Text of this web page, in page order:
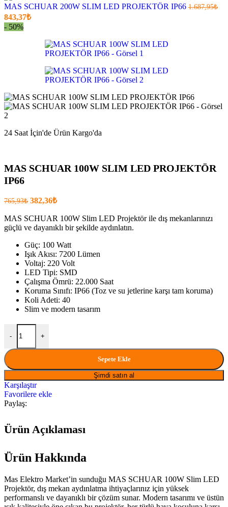
272,25₺
.
MAS SCHUAR 200W SLIM LED PROJEKTÖR IP66 1.687,95₺
Orijinal
fiyatı:
843,37₺Şu
843,37₺
- 50%
24 Saat İçin'de Ürün Kargo'da
MAS SCHUAR 100W SLIM LED PROJEKTÖR
IP66
765,93₺ Orijinal
765,93₺.
382,36₺Şu
fiyat:
382,36₺
MAS SCHUAR 100W Slim LED Projektör ile dış mekanlarınızı
güçlü ve dayanıklı bir şekilde aydınlatın.
Güç: 100 Watt
Işık Akısı: 7200 Lümen
Voltaj: 220 Volt
LED Tipi: SMD
Çalışma Ömrü: 22.000 Saat
Koruma Sınıfı: IP66 (Toz ve su jetlerine karşı tam koruma)
Koli Adeti: 40
Slim ve modern tasarım
-
MAS SCHUAR 100W SLIM LED PROJEKTÖR IP66 miktar
+
Sepete Ekle
Şimdi satın al
Karşılaştır
Favorilere ekle
Paylaş:
Ürün Açıklaması
Ürün Hakkında
Mas Elektro Market’in sunduğu MAS SCHUAR 100W Slim LED
Projektör, dış mekan aydınlatma ihtiyaçlarınız için yüksek
performanslı ve dayanıklı bir çözüm sunar. Modern tasarımı ve üstün